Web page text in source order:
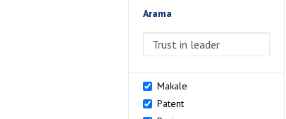
Arama
>Arama
Makale
Patent